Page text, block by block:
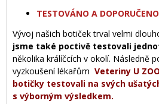
TESTOVÁNO A
Vývoj našich botiček trval velmi
jsme také poctivě testovali
několika králíčcích v okolí. Následně
vyzkoušení lékařům Veteriny U
botičky testovali na svých
s výborným výsledkem.